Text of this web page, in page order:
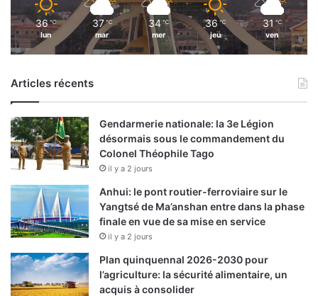
36 ℃
lun
37 ℃
mar
34 ℃
mer
36 ℃
jeu
31 ℃
ven
Articles récents
Gendarmerie nationale: la 3e Légion
désormais sous le commandement du
Colonel Théophile Tago
il y a 2 jours
Anhui: le pont routier-ferroviaire sur le
Yangtsé de Ma’anshan entre dans la phase
finale en vue de sa mise en service
il y a 2 jours
Plan quinquennal 2026-2030 pour
l’agriculture: la sécurité alimentaire, un
acquis à consolider